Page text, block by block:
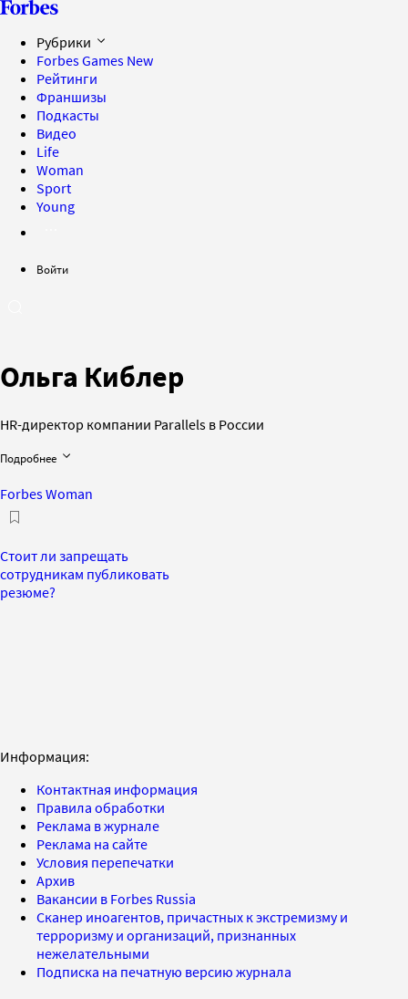
Рубрики
Forbes Games New
Рейтинги
Франшизы
Подкасты
Видео
Life
Woman
Sport
Young
Войти
Ольга Киблер
HR-директор компании Parallels в России
Подробнее
Forbes Woman
Стоит ли запрещать
сотрудникам публиковать
резюме?
Информация:
Контактная информация
Правила обработки
Реклама в журнале
Реклама на сайте
Условия перепечатки
Архив
Вакансии в Forbes Russia
Сканер иноагентов, причастных к экстремизму и
терроризму и организаций, признанных
нежелательными
Подписка на печатную версию журнала